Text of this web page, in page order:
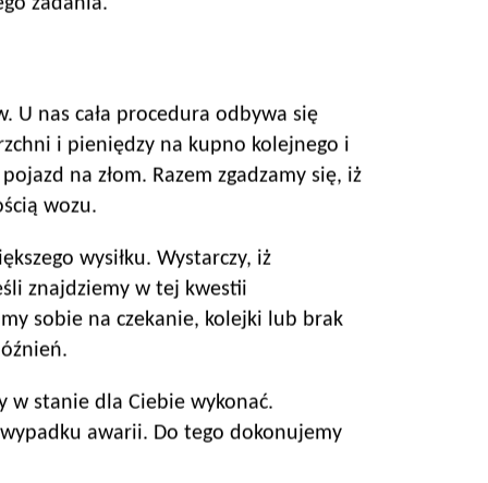
zadania.
U nas cała procedura odbywa się
i pieniędzy na kupno kolejnego i
na złom. Razem zgadzamy się, iż
wozu.
wysiłku. Wystarczy, iż
znajdziemy w tej kwestii
sobie na czekanie, kolejki lub brak
w stanie dla Ciebie wykonać.
awarii. Do tego dokonujemy